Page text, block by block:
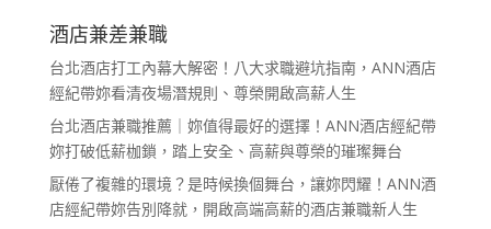
酒店兼差兼職
台北酒店打工內幕大解密！八大求職避坑指南，ANN酒店
經紀帶妳看清夜場潛規則、尊榮開啟高薪人生
台北酒店兼職推薦｜妳值得最好的選擇！ANN酒店經紀帶
妳打破低薪枷鎖，踏上安全、高薪與尊榮的璀璨舞台
厭倦了複雜的環境？是時候換個舞台，讓妳閃耀！ANN酒
店經紀帶妳告別降就，開啟高端高薪的酒店兼職新人生